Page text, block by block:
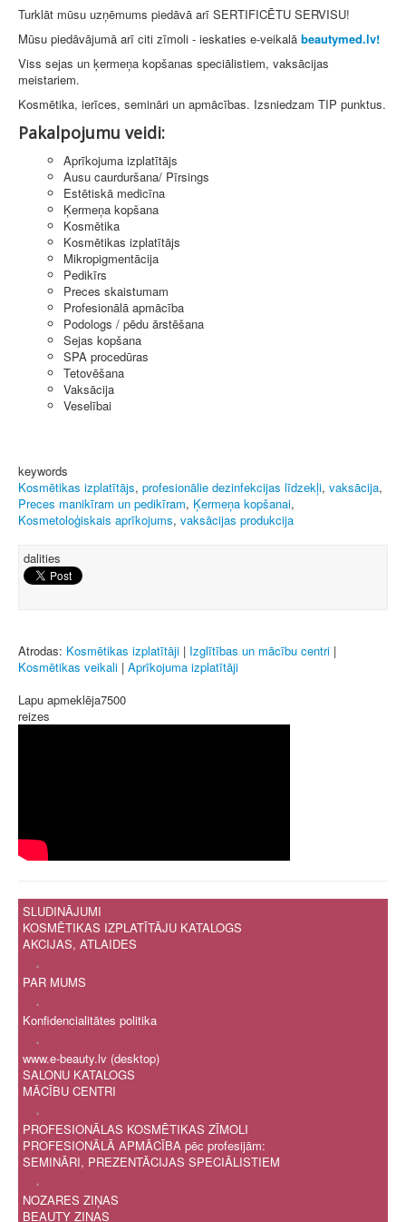
Turklāt mūsu uzņēmums piedāvā arī SERTIFICĒTU SERVISU!
Mūsu piedāvājumā arī citi zīmoli - ieskaties e-veikalā beautymed.lv!
Viss sejas un ķermeņa kopšanas speciālistiem, vaksācijas
meistariem.
Kosmētika, ierīces, semināri un apmācības. Izsniedzam TIP punktus.
Pakalpojumu veidi:
Aprīkojuma izplatītājs
Ausu caurduršana/ Pīrsings
Estētiskā medicīna
Ķermeņa kopšana
Kosmētika
Kosmētikas izplatītājs
Mikropigmentācija
Pedikīrs
Preces skaistumam
Profesionālā apmācība
Podologs / pēdu ārstēšana
Sejas kopšana
SPA procedūras
Tetovēšana
Vaksācija
Veselībai
keywords
Kosmētikas izplatītājs, profesionālie dezinfekcijas līdzekļi, vaksācija,
Preces manikīram un pedikīram, Ķermeņa kopšanai,
Kosmetoloģiskais aprīkojums, vaksācijas produkcija
dalities
Atrodas: Kosmētikas izplatītāji | Izglītības un mācību centri |
Kosmētikas veikali | Aprīkojuma izplatītāji
Lapu apmeklēja7500
reizes
SLUDINĀJUMI
KOSMĒTIKAS IZPLATĪTĀJU KATALOGS
AKCIJAS, ATLAIDES
.
PAR MUMS
.
Konfidencialitātes politika
.
www.e-beauty.lv (desktop)
SALONU KATALOGS
MĀCĪBU CENTRI
.
PROFESIONĀLAS KOSMĒTIKAS ZĪMOLI
PROFESIONĀLĀ APMĀCĪBA pēc profesijām:
SEMINĀRI, PREZENTĀCIJAS SPECIĀLISTIEM
.
NOZARES ZIŅAS
BEAUTY ZIŅAS